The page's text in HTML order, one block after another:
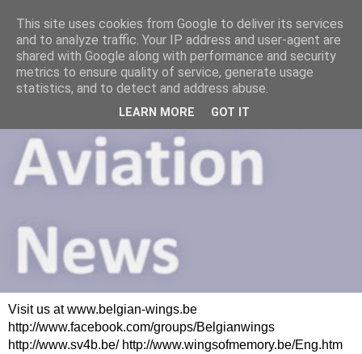
Visit us at www.belgian-wings.be
http://www.facebook.com/groups/Belgianwings
http://www.sv4b.be/ http://www.wingsofmemory.be/Eng.htm
This site uses cookies from Google to deliver its services
and to analyze traffic. Your IP address and user-agent are
shared with Google along with performance and security
metrics to ensure quality of service, generate usage
statistics, and to detect and address abuse.
LEARN MORE GOT IT